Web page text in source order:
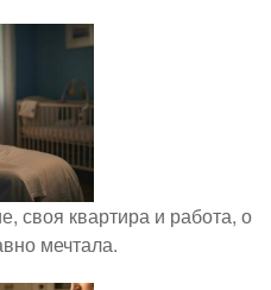
своя квартира и работа, о
мечтала.